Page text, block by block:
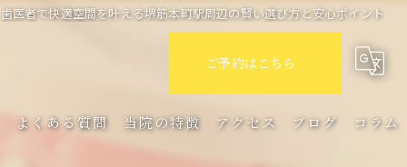
歯医者で快適空間を叶える堺筋本町駅周辺の賢い選び方と安心ポイント
ご予約はこちら
よくある質問 当院の特徴 アクセス ブログ コラム